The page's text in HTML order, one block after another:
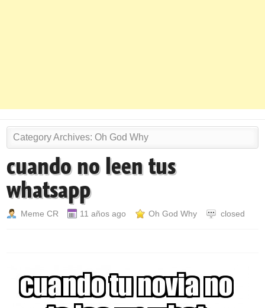
Category Archives: Oh God Why
cuando no leen tus
whatsapp
Meme CR 11 años ago Oh God Why closed